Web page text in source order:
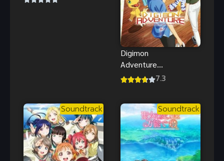
Digimon
Adventure
Last
มอน แอดเวน
เจอร์ ลาสต์ อี
โวลูชั่น คิซึนะ
พากย์ไทย
7.3
Soundtrack Soundtrack